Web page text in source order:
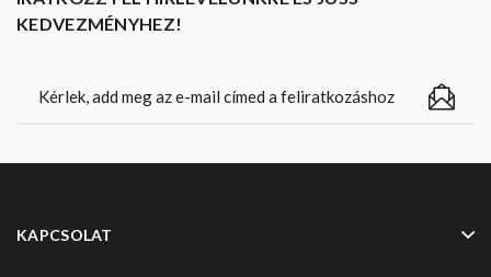
KEDVEZMÉNYHEZ!
KAPCSOLAT